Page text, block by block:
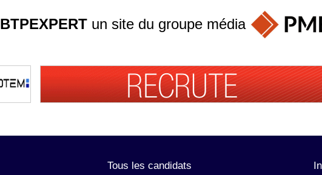
BTPEXPERTun site du groupe média
Tous les candidats